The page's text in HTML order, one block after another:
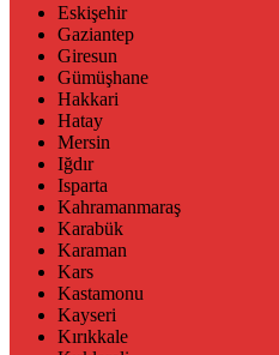
Eskişehir
Gaziantep
Giresun
Gümüşhane
Hakkari
Hatay
Mersin
Iğdır
Isparta
Kahramanmaraş
Karabük
Karaman
Kars
Kastamonu
Kayseri
Kırıkkale